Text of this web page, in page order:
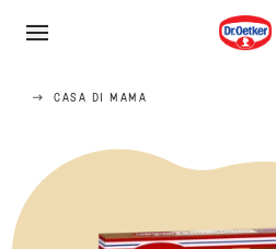
CASA DI MAMA